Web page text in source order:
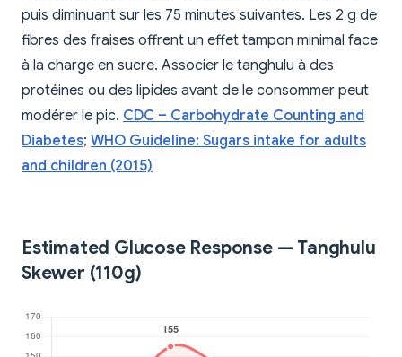
puis diminuant sur les 75 minutes suivantes. Les 2 g de
fibres des fraises offrent un effet tampon minimal face
à la charge en sucre. Associer le tanghulu à des
protéines ou des lipides avant de le consommer peut
modérer le pic. CDC – Carbohydrate Counting and
Diabetes; WHO Guideline: Sugars intake for adults
and children (2015)
Estimated Glucose Response — Tanghulu
Skewer (110g)